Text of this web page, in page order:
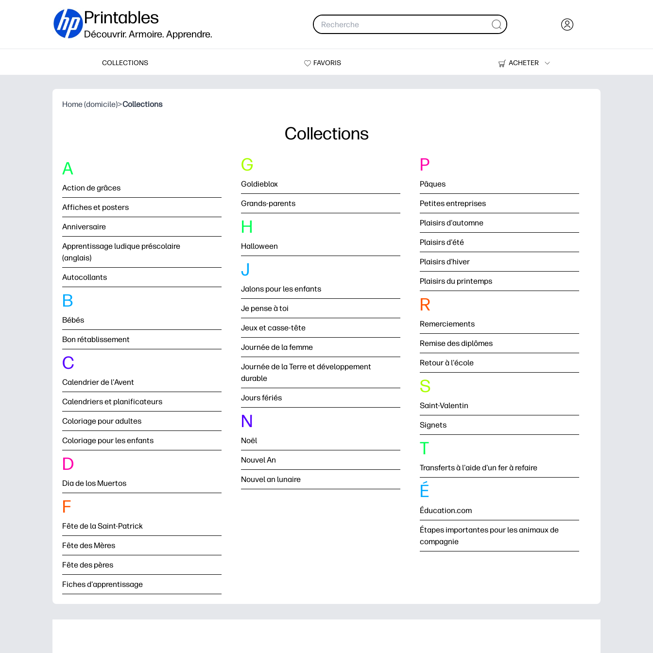
Printables
Découvrir. Armoire. Apprendre.
COLLECTIONS FAVORIS
ACHETER
Imprimantes
Home (domicile)>Collections
Collections
A
Action de grâces
Affiches et posters
Anniversaire
Apprentissage ludique préscolaire
(anglais)
Autocollants
B
Bébés
Bon rétablissement
C
Calendrier de l'Avent
Calendriers et planificateurs
Coloriage pour adultes
Coloriage pour les enfants
D
Dia de los Muertos
F
Fête de la Saint-Patrick
Fête des Mères
Fête des pères
Fiches d'apprentissage
G
Goldieblox
Grands-parents
H
Halloween
J
Jalons pour les enfants
Je pense à toi
Jeux et casse-tête
Journée de la femme
Journée de la Terre et développement
durable
Jours fériés
N
Noël
Nouvel An
Nouvel an lunaire
P
Pâques
Petites entreprises
Plaisirs d'automne
Plaisirs d'été
Plaisirs d'hiver
Plaisirs du printemps
R
Remerciements
Remise des diplômes
Retour à l'école
S
Saint-Valentin
Signets
T
Transferts à l'aide d'un fer à refaire
É
Éducation.com
Étapes importantes pour les animaux de
compagnie